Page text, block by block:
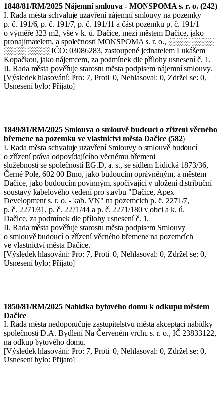
1848/81/RM/2025 Nájemní smlouva - MONSPOMA s. r. o. (242)
I. Rada města schvaluje uzavření nájemní smlouvy na pozemky
p. č. 191/6, p. č. 191/7, p. č. 191/11 a část pozemku p. č. 191/1
o výměře 323 m2, vše v k. ú. Dačice, mezi městem Dačice, jako
pronajímatelem, a společností MONSPOMA s. r. o., ░░░░ ░░░░
░░░░ ░░░░ IČO: 03086283, zastoupené jednatelem Lukášem
Kopačkou, jako nájemcem, za podmínek dle přílohy usnesení č. 1.
II. Rada města pověřuje starostu města podpisem nájemní smlouvy.
[Výsledek hlasování: Pro: 7, Proti: 0, Nehlasoval: 0, Zdržel se: 0,
Usnesení bylo: Přijato]
1849/81/RM/2025 Smlouva o smlouvě budoucí o zřízení věcného
břemene na pozemku ve vlastnictví města Dačice (582)
I. Rada města schvaluje uzavření Smlouvy o smlouvě budoucí
o zřízení práva odpovídajícího věcnému břemeni
služebnosti se společností EG.D, a. s., se sídlem Lidická 1873/36,
Černé Pole, 602 00 Brno, jako budoucím oprávněným, a městem
Dačice, jako budoucím povinným, spočívající v uložení distribuční
soustavy kabelového vedení pro stavbu "Dačice, Apex
Development s. r. o. - kab. VN" na pozemcích p. č. 2271/7,
p. č. 2271/31, p. č. 2271/44 a p. č. 2271/180 v obci a k. ú.
Dačice, za podmínek dle přílohy usnesení č. 1.
II. Rada města pověřuje starostu města podpisem Smlouvy
o smlouvě budoucí o zřízení věcného břemene na pozemcích
ve vlastnictví města Dačice.
[Výsledek hlasování: Pro: 7, Proti: 0, Nehlasoval: 0, Zdržel se: 0,
Usnesení bylo: Přijato]
1850/81/RM/2025 Nabídka bytového domu k odkupu městem
Dačice
I. Rada města nedoporučuje zastupitelstvu města akceptaci nabídky
společnosti D.A. Bydlení Na Červeném vrchu s. r. o., IČ 23833122,
na odkup bytového domu.
[Výsledek hlasování: Pro: 7, Proti: 0, Nehlasoval: 0, Zdržel se: 0,
Usnesení bylo: Přijato]